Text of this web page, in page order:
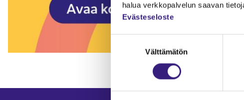
halua verkkopalvelun saavan
Evästeseloste
valinta
Välttämätön